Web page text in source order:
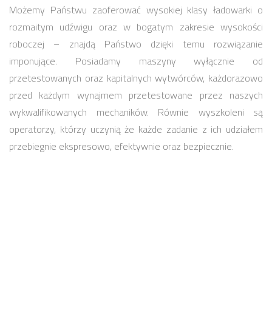
Możemy Państwu zaoferować wysokiej klasy ładowarki o
rozmaitym udźwigu oraz w bogatym zakresie wysokości
roboczej – znajdą Państwo dzięki temu rozwiązanie
imponujące. Posiadamy maszyny wyłącznie od
przetestowanych oraz kapitalnych wytwórców, każdorazowo
przed każdym wynajmem przetestowane przez naszych
wykwalifikowanych mechaników. Równie wyszkoleni są
operatorzy, którzy uczynią że każde zadanie z ich udziałem
przebiegnie ekspresowo, efektywnie oraz bezpiecznie.